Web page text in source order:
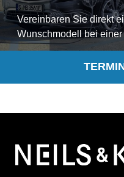
Vereinbaren Sie direkt
Wunschmodell bei